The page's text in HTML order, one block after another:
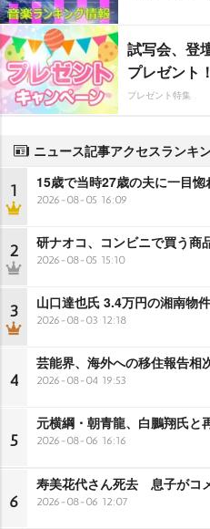
試写会、登
プレゼント！
プレゼント特集
ニュース記事アクセスランキ
1 15歳で当時27歳の夫に一目惚
2026-08-05 16:09
2 研ナオコ、コンビニで買う商
2026-08-05 15:10
3 山口達也氏 3.4万円の湘南物
2026-08-03 12:18
4
芸能界、海外への移住報告相
2026-08-04 19:53
5
元横綱・朝青龍、白鵬翔氏と
2026-08-06 16:16
6
寿美花代さん死去 息子がコ
2026-08-06 12:07